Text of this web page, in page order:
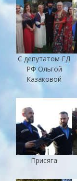
С депутатом ГД
РФ Ольгой
Казаковой
Присяга